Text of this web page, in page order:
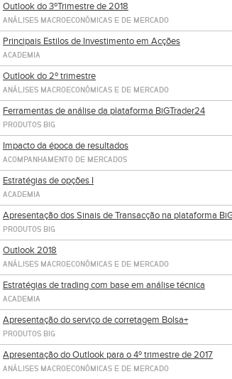
Outlook do 3ºTrimestre de 2018
ANÁLISES MACROECONÓMICAS E DE MERCADO
Principais Estilos de Investimento em Acções
ACADEMIA
Outlook do 2º trimestre
ANÁLISES MACROECONÓMICAS E DE MERCADO
Ferramentas de análise da plataforma BiGTrader24
PRODUTOS BIG
Impacto da época de resultados
ACOMPANHAMENTO DE MERCADOS
Estratégias de opções I
ACADEMIA
Apresentação dos Sinais de Transacção na plataforma
PRODUTOS BIG
Outlook 2018
ANÁLISES MACROECONÓMICAS E DE MERCADO
Estratégias de trading com base em análise técnica
ACADEMIA
Apresentação do serviço de corretagem Bolsa+
PRODUTOS BIG
Apresentação do Outlook para o 4º trimestre de 2017
ANÁLISES MACROECONÓMICAS E DE MERCADO